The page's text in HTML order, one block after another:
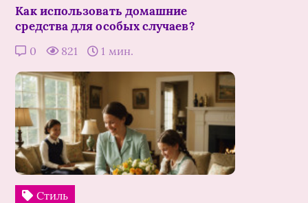
Как использовать домашние
средства для особых случаев?
0 821 1 мин.
Стиль